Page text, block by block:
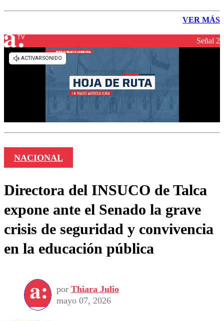
VER MÁS
Señal 2
NACIONAL
Directora del INSUCO de Talca
expone ante el Senado la grave
crisis de seguridad y convivencia
en la educación pública
por Thiara Julio
mayo 07, 2026